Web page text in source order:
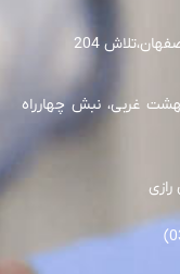
204
غربی، نبش چهارراه